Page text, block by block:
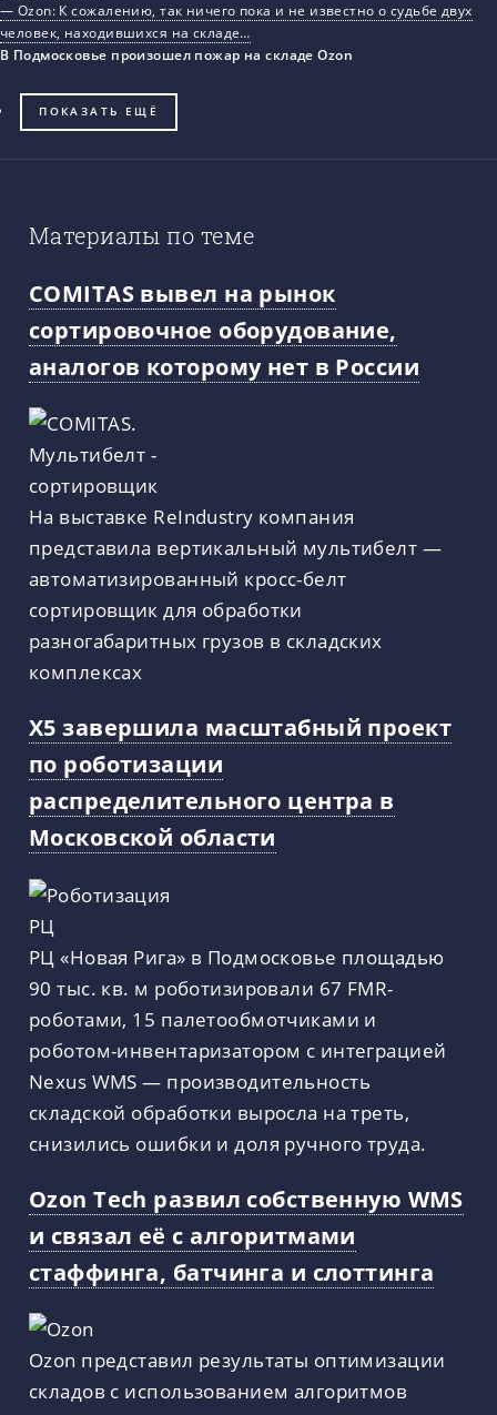
— Ozon: К сожалению, так ничего пока и не известно о судьбе двух
человек, находившихся на складе…
В Подмосковье произошел пожар на складе Ozon
ПОКАЗАТЬ ЕЩЁ
Материалы по теме
COMITAS вывел на рынок
сортировочное оборудование,
аналогов которому нет в России
На выставке ReIndustry компания
представила вертикальный мультибелт —
автоматизированный кросс-белт
сортировщик для обработки
разногабаритных грузов в складских
комплексах
X5 завершила масштабный проект
по роботизации
распределительного центра в
Московской области
РЦ «Новая Рига» в Подмосковье площадью
90 тыс. кв. м роботизировали 67 FMR-
роботами, 15 палетообмотчиками и
роботом-инвентаризатором с интеграцией
Nexus WMS — производительность
складской обработки выросла на треть,
снизились ошибки и доля ручного труда.
Ozon Tech развил собственную WMS
и связал её с алгоритмами
стаффинга, батчинга и слоттинга
Ozon представил результаты оптимизации
складов с использованием алгоритмов